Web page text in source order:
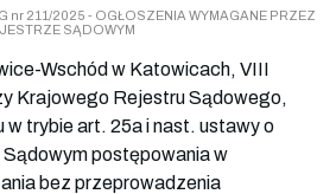
nr 211/2025 - OGŁOSZENIA WYMAGANE PRZEZ
SĄDOWYM
Wschód w Katowicach, VIII
Krajowego Rejestru Sądowego,
w trybie art. 25a i nast. ustawy o
postępowania w
bez przeprowadzenia